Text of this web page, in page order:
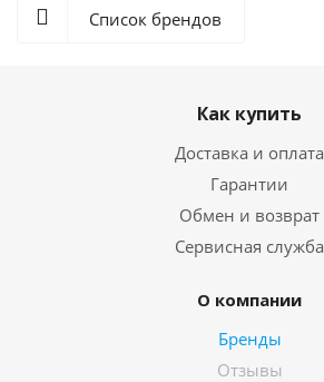
Список брендов
Как купить
Доставка и оплата
Гарантии
Обмен и возврат
Сервисная служба
О компании
Бренды
Отзывы